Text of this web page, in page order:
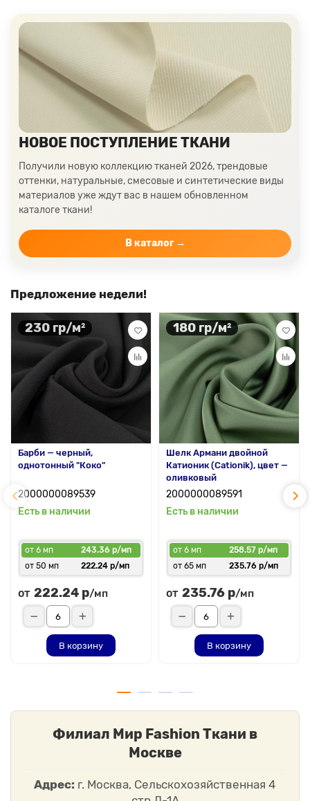
НОВОЕ ПОСТУПЛЕНИЕ ТКАНИ
Получили новую коллекцию тканей 2026, трендовые
оттенки, натуральные, смесовые и синтетические виды
материалов уже ждут вас в нашем обновленном
каталоге ткани!
В каталог →
Предложение недели!
230 гр/м²
Барби — черный,
однотонный "Коко"
2000000089539
Есть в наличии
от 6 мп
243.36 р/мп
от 50 мп
222.24 р/мп
от 222.24 р/мп
В корзину
180 гр/м²
Шелк Армани двойной
Катионик (Cationik), цвет —
оливковый
2000000089591
Есть в наличии
от 6 мп
258.57 р/мп
от 65 мп
235.76 р/мп
от 235.76 р/мп
В корзину
Филиал Мир Fashion Ткани в
Москве
Адрес: г. Москва, Сельскохозяйственная 4